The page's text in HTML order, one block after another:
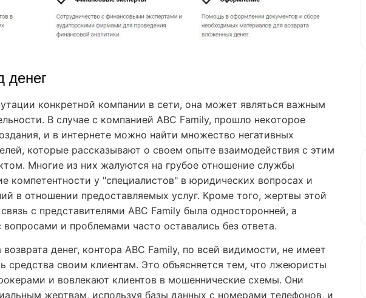
денег
конкретной компании в сети, она может являться важным
В случае с компанией ABC Family, прошло некоторое
и в интернете можно найти множество негативных
которые рассказывают о своем опыте взаимодействия с этим
Многие из них жалуются на грубое отношение службы
компетентности у "специалистов" в юридических вопросах и
в отношении предоставляемых услуг. Кроме того, жертвы этой
с представителями ABC Family была односторонней, а
вопросами и проблемами часто оставались без ответа.
денег, контора ABC Family, по всей видимости, не имеет
средства своим клиентам. Это объясняется тем, что лжеюристы
и вовлекают клиентов в мошеннические схемы. Они
жертвам, используя базы данных с номерами телефонов, и